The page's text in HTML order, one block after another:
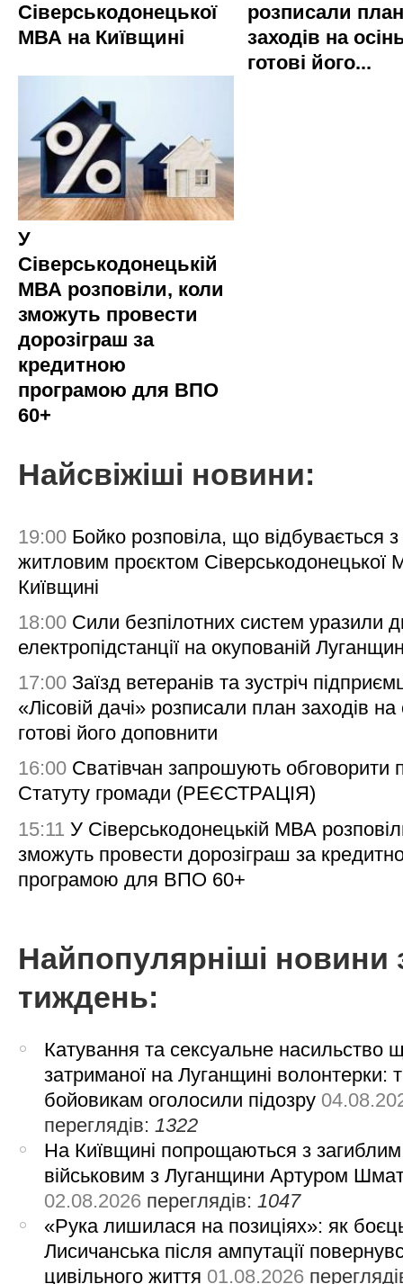
Сіверськодонецької
МВА на Київщині
розписали план
заходів на
готові його...
У
Сіверськодонецькій
МВА розповіли, коли
зможуть провести
дорозіграш за
кредитною
програмою для ВПО
60+
Найсвіжіші новини:
19:00 Бойко розповіла, що відбувається з
житловим проєктом Сіверськодонецької
Київщині
18:00 Сили безпілотних систем уразили
електропідстанції на окупованій
17:00 Заїзд ветеранів та зустріч
«Лісовій дачі» розписали план заходів на
готові його доповнити
16:00 Сватівчан запрошують обговорити
Статуту громади (РЕЄСТРАЦІЯ)
15:11 У Сіверськодонецькій МВА
зможуть провести дорозіграш за
програмою для ВПО 60+
Найпопулярніші новини
тиждень:
Катування та сексуальне насильство
затриманої на Луганщині волонтерки:
бойовикам оголосили підозру
переглядів: 1322
На Київщині попрощаються з загиблим
військовим з Луганщини Артуром
02.08.2026 переглядів: 1047
«Рука лишилася на позиціях»: як
Лисичанська після ампутації
цивільного життя 01.08.2026